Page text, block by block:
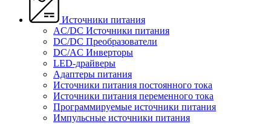
Источники питания
AC/DC Источники питания
DC/DC Преобразователи
DC/AC Инверторы
LED-драйверы
Адаптеры питания
Источники питания постоянного тока
Источники питания переменного тока
Программируемые источники питания
Импульсные источники питания